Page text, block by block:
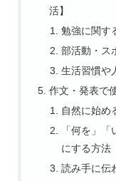
活】
勉強に関す
部活動・ス
生活習慣や
作文・発表で
自然に始め
「何を」
にする方法
読み手に伝